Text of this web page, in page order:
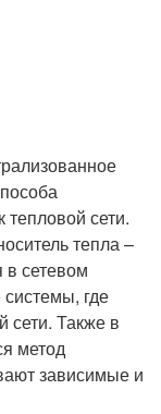
тепловой сети.
тепла –
в сетевом
где
сети. Также в
метод
зависимые и